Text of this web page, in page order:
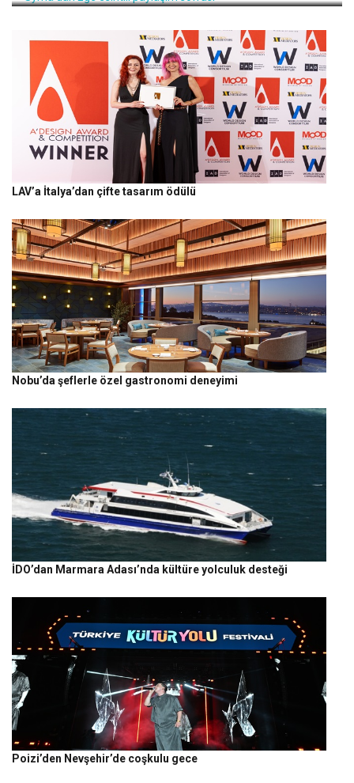
LAV’a İtalya’dan çifte tasarım ödülü
Nobu’da şeflerle özel gastronomi deneyimi
İDO’dan Marmara Adası’nda kültüre yolculuk desteği
Poizi’den Nevşehir’de coşkulu gece